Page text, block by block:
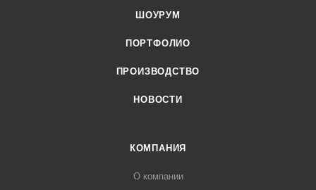
ШОУРУМ
ПОРТФОЛИО
ПРОИЗВОДСТВО
НОВОСТИ
КОМПАНИЯ
О компании